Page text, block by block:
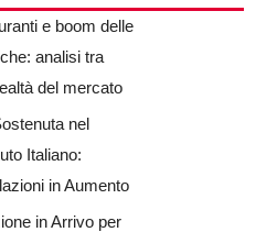
e boom delle
analisi tra
del mercato
nel
Italiano:
in Aumento
in Arrivo per